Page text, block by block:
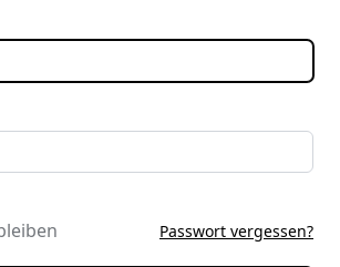
Passwort vergessen?